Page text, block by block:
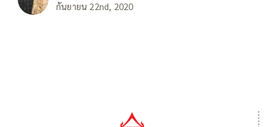
กันยายน 22nd, 2020